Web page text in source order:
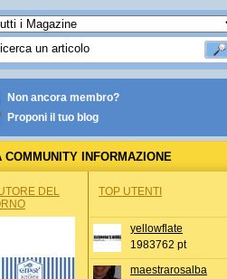
Non ancora membro?
Proponi il tuo blog
COMMUNITY INFORMAZIONE
DEL
TOP UTENTI
yellowflate
1983762 pt
maestrarosalba